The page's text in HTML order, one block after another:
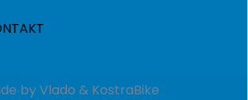
by Vlado & KostraBike